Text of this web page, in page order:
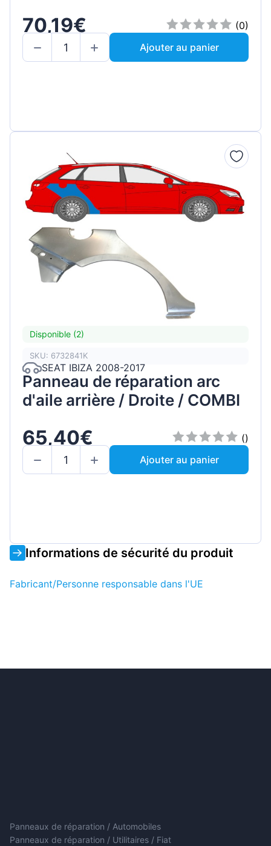
70,19€
(0)
Ajouter au panier
Disponible (2)
SKU: 6732841K
SEAT IBIZA 2008-2017
Panneau de réparation arc
d'aile arrière / Droite / COMBI
65,40€
()
Ajouter au panier
Informations de sécurité du produit
Fabricant/Personne responsable dans l'UE
Panneaux de réparation / Automobiles
Panneaux de réparation / Utilitaires / Fiat